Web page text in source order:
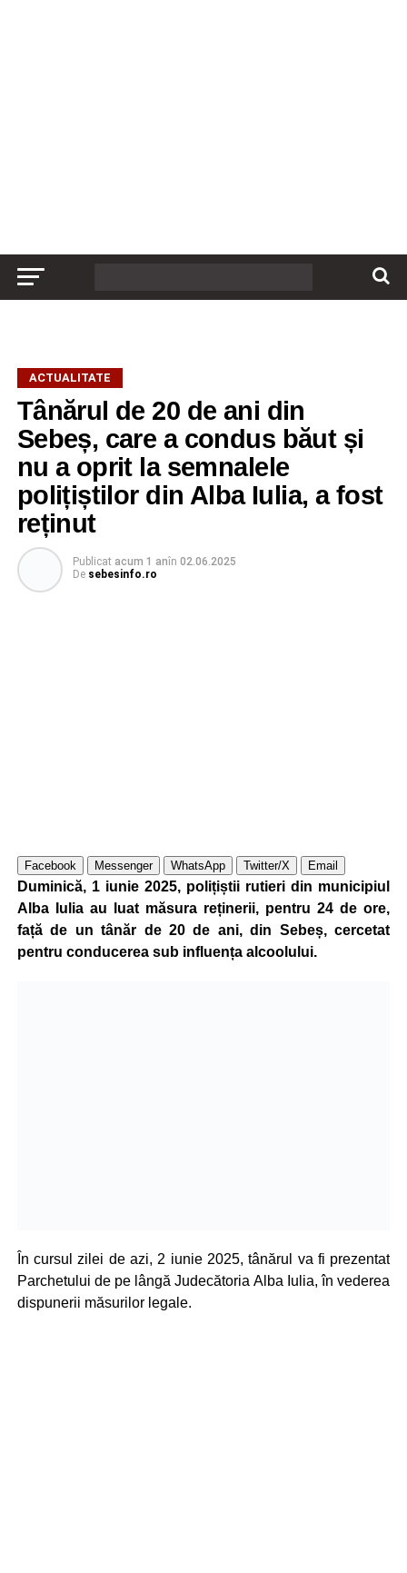
ACTUALITATE
Tânărul de 20 de ani din
Sebeș, care a condus băut și
nu a oprit la semnalele
polițiștilor din Alba Iulia, a fost
reținut
Publicat acum 1 anîn 02.06.2025
De sebesinfo.ro
Facebook Messenger WhatsApp Twitter/X Email
Duminică, 1 iunie 2025, polițiștii rutieri din municipiul
Alba Iulia au luat măsura reținerii, pentru 24 de ore,
față de un tânăr de 20 de ani, din Sebeș, cercetat
pentru conducerea sub influența alcoolului.
În cursul zilei de azi, 2 iunie 2025, tânărul va fi prezentat
Parchetului de pe lângă Judecătoria Alba Iulia, în vederea
dispunerii măsurilor legale.